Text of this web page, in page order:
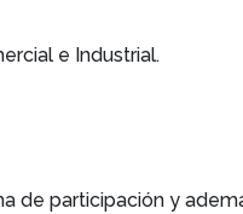
e Industrial.
de participación y